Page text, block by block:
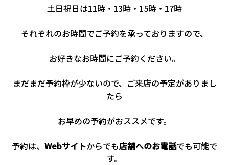
土日祝日は11時・13時・15時・17時
それぞれのお時間でご予約を承っておりますので、
お好きなお時間にご予約ください。
まだまだ予約枠が少ないので、ご来店の予定がありまし
たら
お早めの予約がおススメです。
予約は、 Webサイトからでも店舗へのお電話でも可能で
す。